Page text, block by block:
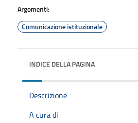
Argomenti:
Comunicazione istituzionale
INDICE DELLA PAGINA
Descrizione
A cura di